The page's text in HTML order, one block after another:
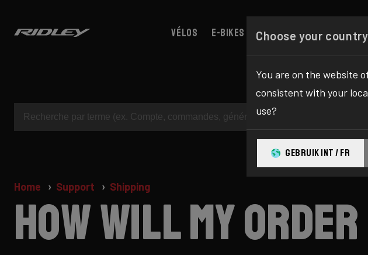
Vélos E-bikes Configurator
Home Support Shipping
How will my
Choose your country
You are on the website
consistent with your
use?
GEBRUIK INT / FR